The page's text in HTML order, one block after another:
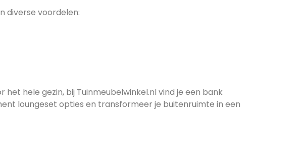
diverse voordelen:
het hele gezin, bij Tuinmeubelwinkel.nl vind je een bank
loungeset opties en transformeer je buitenruimte in een